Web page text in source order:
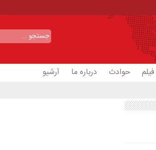
فیلم حوادث درباره ما آرشیو